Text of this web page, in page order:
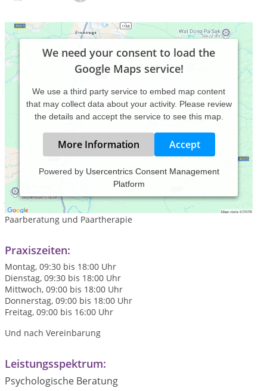
We need your consent to load the
Google Maps service!
We use a third party service to embed map content
that may collect data about your activity. Please review
the details and accept the service to see this map.
More Information Accept
Powered by Usercentrics Consent Management
Platform
Psychologische Beratung für Einzelpersonen, Jugendliche und
junge Erwachsene
Paarberatung und Paartherapie
Praxiszeiten:
Montag, 09:30 bis 18:00 Uhr
Dienstag, 09:30 bis 18:00 Uhr
Mittwoch, 09:00 bis 18:00 Uhr
Donnerstag, 09:00 bis 18:00 Uhr
Freitag, 09:00 bis 16:00 Uhr
Und nach Vereinbarung
Leistungsspektrum:
Psychologische Beratung